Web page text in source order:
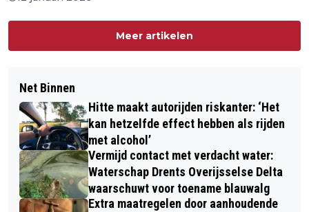
Meer artikelen
Net Binnen
Hitte maakt autorijden riskanter: ‘Het
kan hetzelfde effect hebben als rijden
met alcohol’
Vermijd contact met verdacht water:
Waterschap Drents Overijsselse Delta
waarschuwt voor toename blauwalg
Extra maatregelen door aanhoudende